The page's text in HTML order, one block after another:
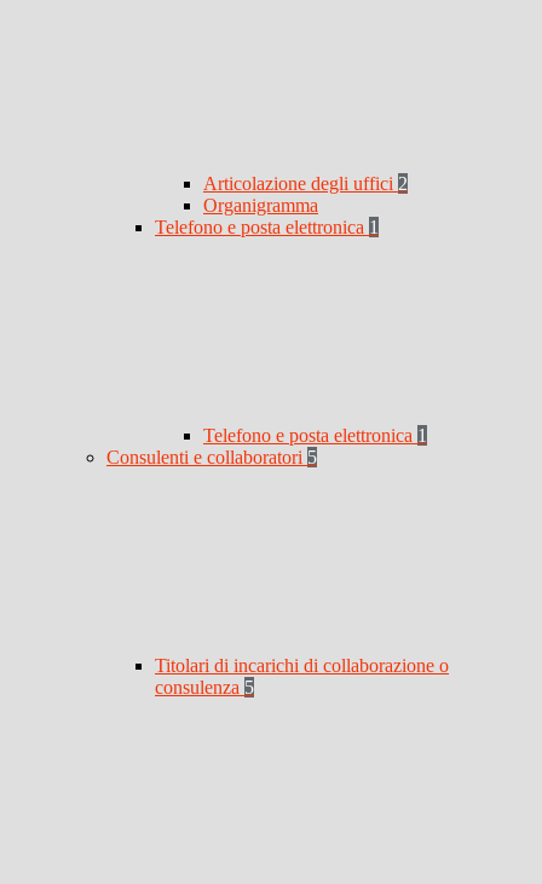
Articolazione degli uffici 2
Organigramma
Telefono e posta elettronica 1
Telefono e posta elettronica 1
Consulenti e collaboratori 5
Titolari di incarichi di collaborazione o
consulenza 5